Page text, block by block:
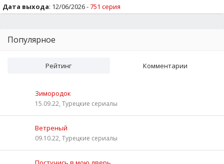
Дата выхода: 12/06/2026 -751 серия
Популярное
Рейтинг Комментарии
Зимородок
15.09.22, Турецкие сериалы
Ветреный
09.10.22, Турецкие сериалы